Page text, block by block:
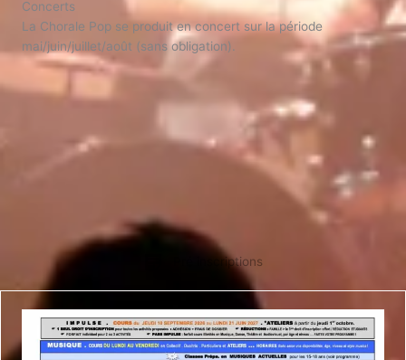
Concerts
La Chorale Pop se produit en concert sur la période
mai/juin/juillet/août (sans obligation).
Pré inscriptions